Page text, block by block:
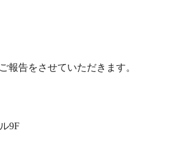
告をさせていただきます。
9F